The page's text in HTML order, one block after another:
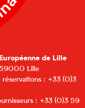
de Lille
59000 Lille
: +33 (0)3
: +33 (0)3 59